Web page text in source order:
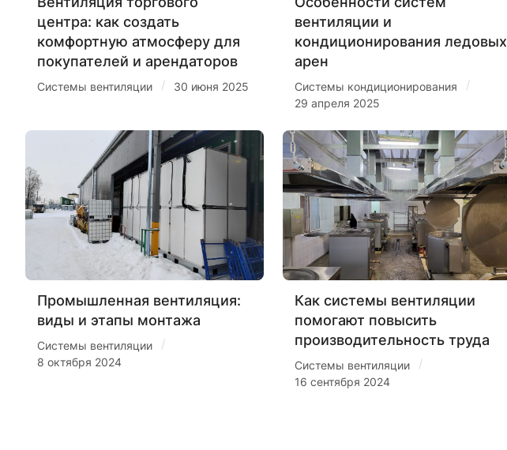
центра: как создать
комфортную атмосферу для
покупателей и арендаторов
Системы вентиляции / 30 июня 2025
вентиляции и
кондиционирования ледовых
арен
Системы кондиционирования /
29 апреля 2025
Промышленная вентиляция:
виды и этапы монтажа
Системы вентиляции /
8 октября 2024
Как системы вентиляции
помогают повысить
производительность труда
Системы вентиляции /
16 сентября 2024